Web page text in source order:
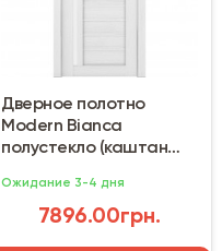
Дверное полотно
Modern Bianca
полустекло (каштан
Ожидание 3-4 дня
7896.00грн.